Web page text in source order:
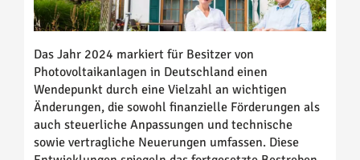
Das Jahr 2024 markiert für Besitzer von
Photovoltaikanlagen in Deutschland einen
Wendepunkt durch eine Vielzahl an wichtigen
Änderungen, die sowohl finanzielle Förderungen als
auch steuerliche Anpassungen und technische
sowie vertragliche Neuerungen umfassen. Diese